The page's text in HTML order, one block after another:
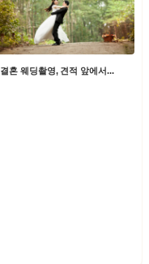
결혼 웨딩촬영, 견적 앞에서...